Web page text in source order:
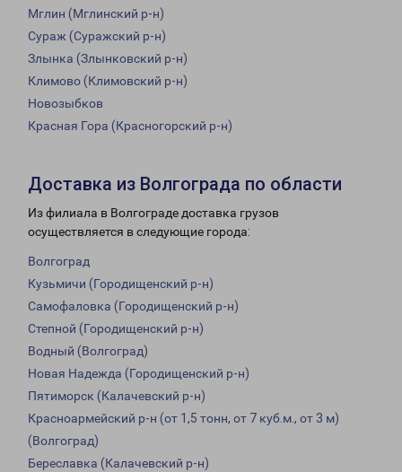
Мглин (Мглинский р-н)
Сураж (Суражский р-н)
Злынка (Злынковский р-н)
Климово (Климовский р-н)
Новозыбков
Красная Гора (Красногорский р-н)
Доставка из Волгограда по области
Из филиала в Волгограде доставка грузов
осуществляется в следующие города:
Волгоград
Кузьмичи (Городищенский р-н)
Самофаловка (Городищенский р-н)
Степной (Городищенский р-н)
Водный (Волгоград)
Новая Надежда (Городищенский р-н)
Пятиморск (Калачевский р-н)
Красноармейский р-н (от 1,5 тонн, от 7 куб.м., от 3 м)
(Волгоград)
Береславка (Калачевский р-н)